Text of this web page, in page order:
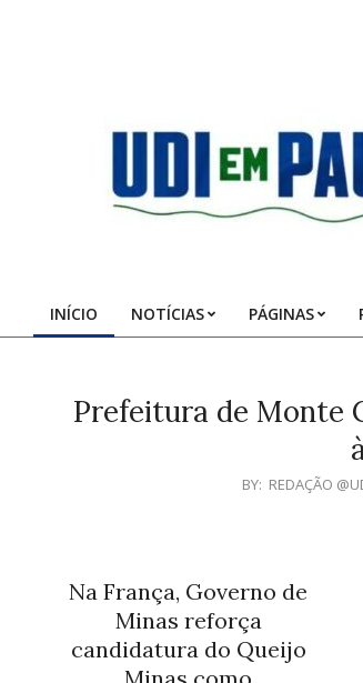
Pauta
Primary
INÍCIO NOTÍCIAS PÁGINAS
Prefeitura de Monte
BY: REDAÇÃO
Na França, Governo de
Minas reforça
candidatura do Queijo